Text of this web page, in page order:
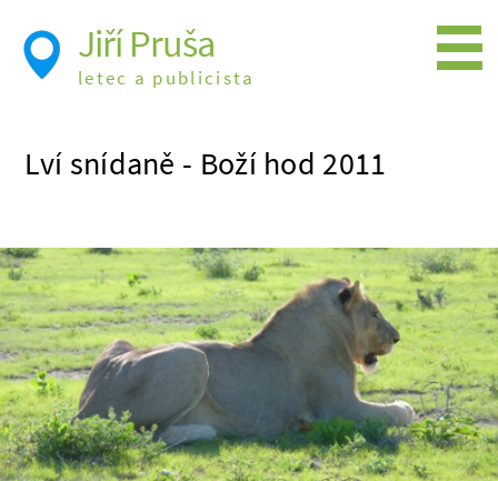
Lví snídaně - Boží hod 2011
Jiří Pruša
letec a publicista
Foto
Expedice
Moje knížky
Přednášky a školení
Trasy cest
Létání a historie